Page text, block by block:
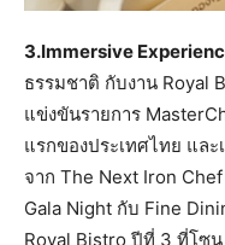
3.Immersive
ธรรมชาติ กับงาน Royal
แข่งขันรายการ
แรกของประเทศไทย แล
จาก The Next Iron
Gala Night กับ Fine
Royal Bistro ปีที่ 3 ที่โซ